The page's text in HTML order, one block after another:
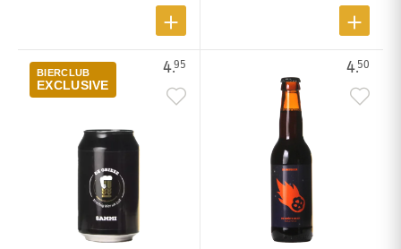
4.95
BIERCLUB
EXCLUSIVE
4.50